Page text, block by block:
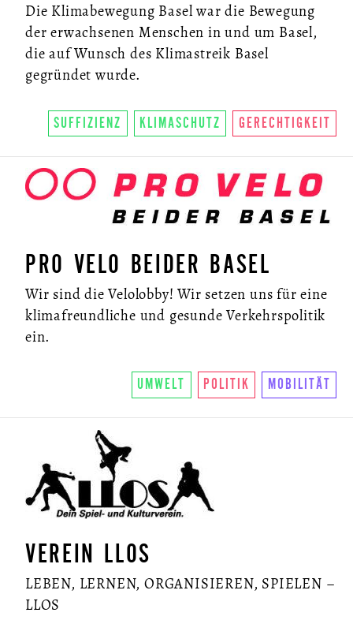
Die Klimabewegung Basel war die Bewegung
der erwachsenen Menschen in und um Basel,
die auf Wunsch des Klimastreik Basel
gegründet wurde.
SUFFIZIENZ KLIMASCHUTZ GERECHTIGKEIT
PRO VELO BEIDER BASEL
Wir sind die Velolobby! Wir setzen uns für eine
klimafreundliche und gesunde Verkehrspolitik
ein.
UMWELT POLITIK MOBILITÄT
VEREIN LLOS
LEBEN, LERNEN, ORGANISIEREN, SPIELEN –
LLOS